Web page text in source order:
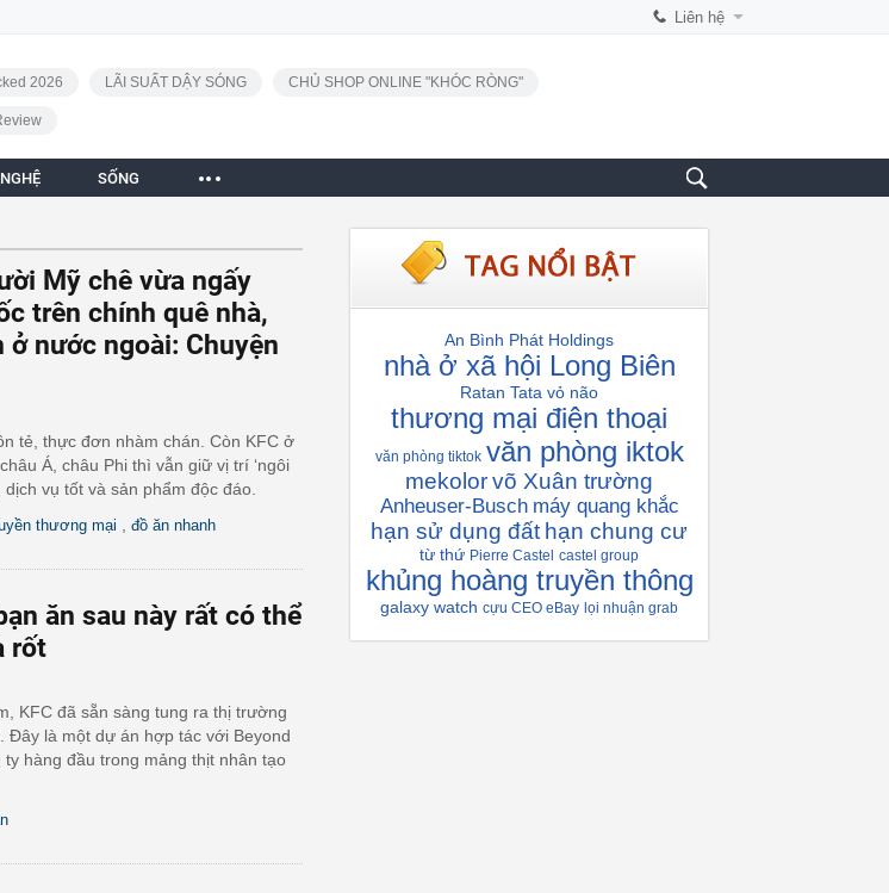
Liên hệ
2026 LÃI SUẤT DẬY SÓNG CHỦ SHOP ONLINE "KHÓC RÒNG"
SỐNG
Mỹ chê vừa ngấy
trên chính quê nhà,
ở nước ngoài: Chuyện
tẻ, thực đơn nhàm chán. Còn KFC ở
Á, châu Phi thì vẫn giữ vị trí ‘ngôi
vụ tốt và sản phẩm độc đáo.
thương mại đồ ăn nhanh
ăn sau này rất có thể
rốt
KFC đã sẵn sàng tung ra thị trường
Đây là một dự án hợp tác với Beyond
hàng đầu trong mảng thịt nhân tạo
An Bình Phát Holdings
nhà ở xã hội Long Biên
Ratan Tata vỏ não
thương mại điện thoại
văn phòng tiktok văn phòng iktok
mekolorvõ Xuân trường
Anheuser-Busch máy quang khắc
hạn sử dụng đất hạn chung cư
từ thứ Pierre Castel castel group
khủng hoàng truyền thông
galaxy watch cựu CEO eBay lọi nhuận grab